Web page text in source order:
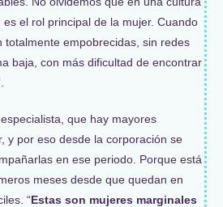
el rol principal de la mujer. Cuando
totalmente empobrecidas, sin redes
baja, con más dificultad de encontrar
que hay mayores
y por eso desde la corporación se
en ese periodo. Porque está
meses desde que quedan en
“Estas son mujeres marginales